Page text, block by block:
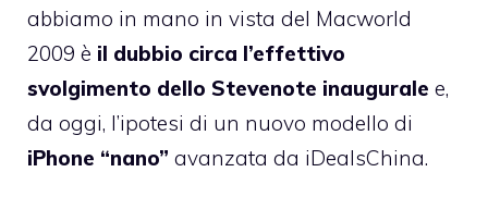
abbiamo in mano in vista del Macworld
2009 è il dubbio circa l’effettivo
svolgimento dello Stevenote inaugurale e,
da oggi, l’ipotesi di un nuovo modello di
iPhone “nano” avanzata da iDealsChina.